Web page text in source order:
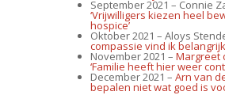
September 2021 – Connie
‘Vrijwilligers kiezen heel
hospice’
Oktober 2021 – Aloys
compassie vind ik
November 2021 – Margreet
‘Familie heeft hier weer
December 2021 – Arn van
bepalen niet wat goed is